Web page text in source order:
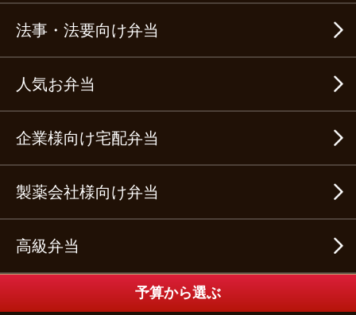
法事・法要向け弁当
人気お弁当
企業様向け宅配弁当
製薬会社様向け弁当
高級弁当
予算から選ぶ